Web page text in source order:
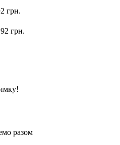
грн.
грн.